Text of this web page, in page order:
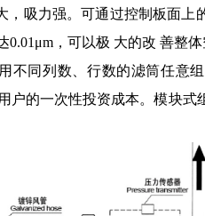
，吸力强。可通过控制板面上
，可以极 大的改 善整体
不同列数、行数的滤筒任意
的一次性投资成本。模块式